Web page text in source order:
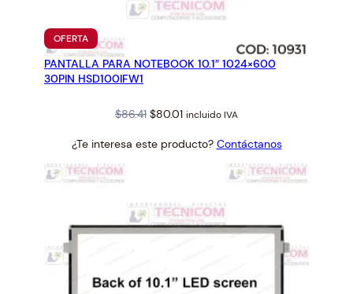
OFERTAPRODUCTO
EN
OFERTA
PANTALLA PARA NOTEBOOK 10.1″ 1024×600
30PIN HSD100IFW1
$86.41 Original
was:
$80.01Current
is:
incluido IVA
¿Te interesa este producto? Contáctanos